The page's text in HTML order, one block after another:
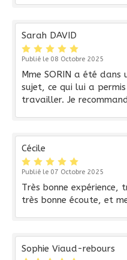
Sarah DAVID
Publié le 08 Octobre 2025
Mme SORIN a été dans
sujet, ce qui lui a
travailler. Je
Cécile
Publié le 07 Octobre 2025
Très bonne expérience,
très bonne écoute, et
Sophie Viaud-rebours